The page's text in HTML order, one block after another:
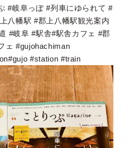
#岐阜っぽ #列車にゆられて #
八幡駅 #郡上八幡駅観光案内
#岐阜 #駅舎#駅舎カフェ #郡
ェ #gujohachiman
#station #train